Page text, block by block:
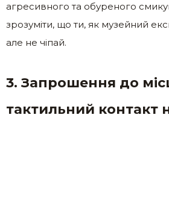
агресивного та обуреного
зрозуміти, що ти, як музейний
але не чіпай.
3. Запрошення до
тактильний контакт